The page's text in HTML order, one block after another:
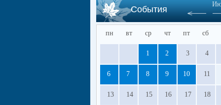
События
пн вт ср чт пт сб
1 2 3 4
6 7 8 9 10 11
13 14 15 16 17 18